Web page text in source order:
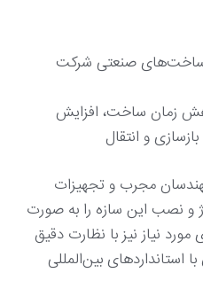
صنعتی شرکت
زمان ساخت، افزایش
و انتقال
مجرب و تجهیزات
و نصب این سازه را به صورت
نیاز نیز با نظارت دقیق
استانداردهای بین‌المللی